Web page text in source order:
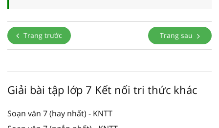
Trang trước Trang sau
Giải bài tập lớp 7 Kết nối tri thức khác
Soạn văn 7 (hay nhất) - KNTT